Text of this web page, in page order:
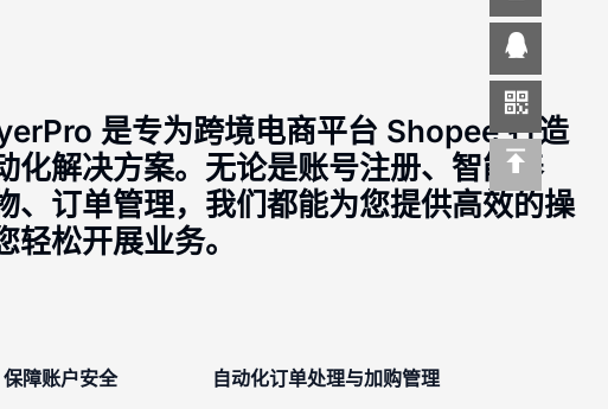
是专为跨境电商平台 Shopee 打造
化解决方案。无论是账号注册、智能养
、订单管理，我们都能为您提供高效的操
轻松开展业务。
障账户安全 自动化订单处理与加购管理